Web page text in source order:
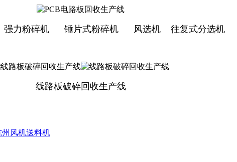
强力粉碎机锤片式粉碎机 风选机往复式分选机
线路板破碎回收生产线
风机送料机